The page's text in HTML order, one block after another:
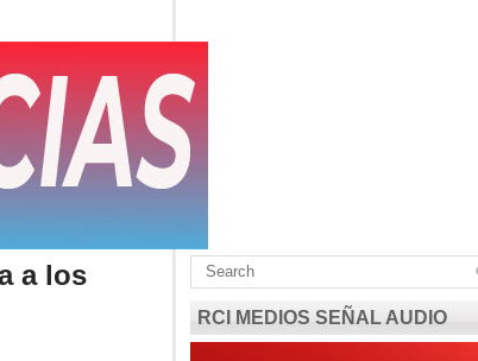
a los
RCI MEDIOS SEÑAL AUDIO